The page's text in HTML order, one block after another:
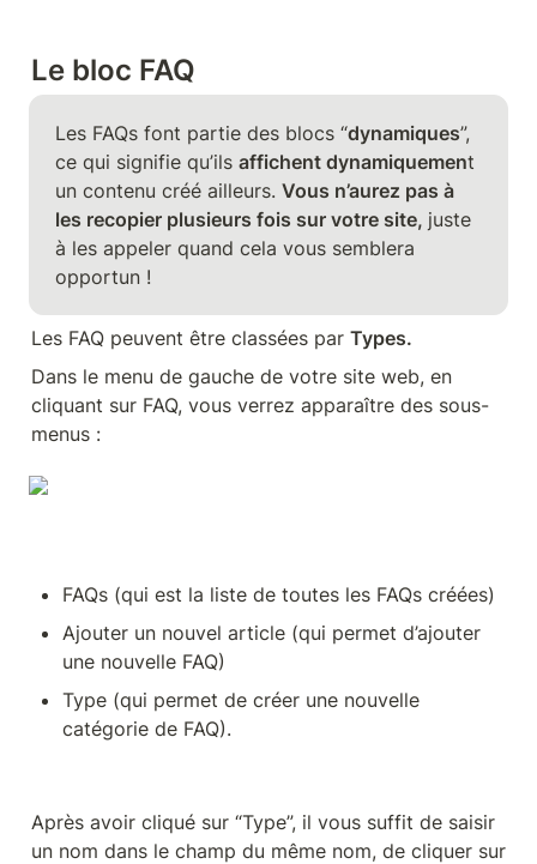
Le bloc FAQ
Les FAQs font partie des blocs “dynamiques”,
ce qui signifie qu’ils affichent dynamiquement
un contenu créé ailleurs. Vous n’aurez pas à
les recopier plusieurs fois sur votre site, juste
à les appeler quand cela vous semblera
opportun !
Les FAQ peuvent être classées par Types.
Dans le menu de gauche de votre site web, en
cliquant sur FAQ, vous verrez apparaître des sous-
menus :
FAQs (qui est la liste de toutes les FAQs créées)
Ajouter un nouvel article (qui permet d’ajouter
une nouvelle FAQ)
Type (qui permet de créer une nouvelle
catégorie de FAQ).
Après avoir cliqué sur “Type”, il vous suffit de saisir
un nom dans le champ du même nom, de cliquer sur